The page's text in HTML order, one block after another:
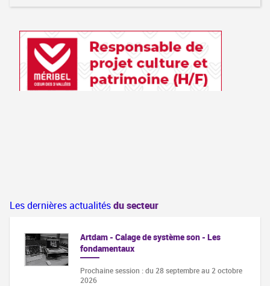
Les dernières actualitésdu secteur
Artdam - Calage de système son - Les
fondamentaux
Prochaine session : du 28 septembre au 2 octobre
2026